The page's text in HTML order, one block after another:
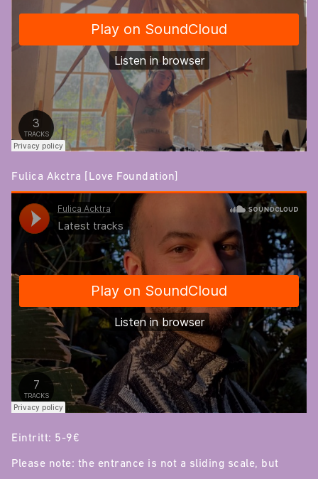
Fulica Akctra [Love Foundation]
Eintritt: 5-9€
Please note: the entrance is not a sliding scale, but